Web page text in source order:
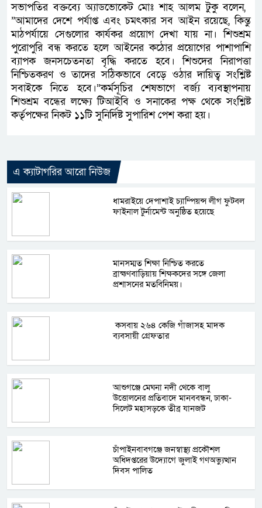
​সভাপতির বক্তব্যে অ্যাডভোকেট মোঃ শাহ আলম টুকু বলেন, ​
”আমাদের দেশে পর্যাপ্ত এবং চমৎকার সব আইন রয়েছে, কিন্তু
মাঠপর্যায়ে সেগুলোর কার্যকর প্রয়োগ দেখা যায় না। শিশুশ্রম
পুরোপুরি বন্ধ করতে হলে আইনের কঠোর প্রয়োগের পাশাপাশি
ব্যাপক জনসচেতনতা বৃদ্ধি করতে হবে। শিশুদের নিরাপত্তা
নিশ্চিতকরণ ও তাদের সঠিকভাবে বেড়ে ওঠার দায়িত্ব সংশ্লিষ্ট
সবাইকে নিতে হবে।”কর্মসূচির শেষভাগে বর্জ্য ব্যবস্থাপনায়
শিশুশ্রম বন্ধের লক্ষ্যে টিআইবি ও সনাকের পক্ষ থেকে সংশ্লিষ্ট
কর্তৃপক্ষের নিকট ১১টি সুনির্দিষ্ট সুপারিশ পেশ করা হয়।
এ ক্যাটাগরির আরো নিউজ
ধামরাইয়ে দেপাশাই চ্যাম্পিয়ন্স লীগ ফুটবল
ফাইনাল টুর্নামেন্ট অনুষ্ঠিত হয়েছে
মানসম্মত শিক্ষা নিশ্চিত করতে
ব্রাহ্মণবাড়িয়ায় শিক্ষকদের সঙ্গে জেলা
প্রশাসনের মতবিনিময়।
কসবায় ২৬৪ কেজি গাঁজাসহ মাদক
ব্যবসায়ী গ্রেফতার
আশুগঞ্জে মেঘনা নদী থেকে বালু
উত্তোলনের প্রতিবাদে মানববন্ধন, ঢাকা-
সিলেট মহাসড়কে তীব্র যানজট
চাঁপাইনবাবগঞ্জে জনস্বাস্থ্য প্রকৌশল
অধিদপ্তরের উদ্যোগে জুলাই গণঅভ্যুত্থান
দিবস পালিত